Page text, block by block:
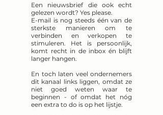
Een nieuwsbrief die ook echt
gelezen wordt? Yes please.
E-mail is nog steeds één van de
sterkste manieren om te
verbinden en verkopen te
stimuleren. Het is persoonlijk,
komt recht in de inbox én blijft
langer hangen.
En toch laten veel ondernemers
dit kanaal links liggen, omdat ze
niet goed weten waar te
beginnen - of omdat het nóg
een extra to do is op het lijstje.